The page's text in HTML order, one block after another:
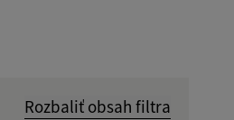
Rozbaliť obsah filtra